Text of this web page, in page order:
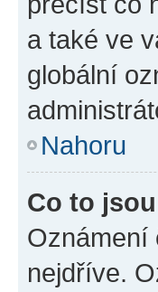
a také ve
globální
Nahoru
Co to
Oznámení
nejdříve.